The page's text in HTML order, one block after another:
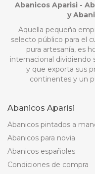
Abanicos Aparisi -
y
Aquella pequeña
selecto público para el
pura artesanía, es
internacional dividiendo
y que exporta sus
continentes y un
Abanicos Aparisi
Abanicos pintados a
Abanicos para novia
Abanicos españoles
Condiciones de compra